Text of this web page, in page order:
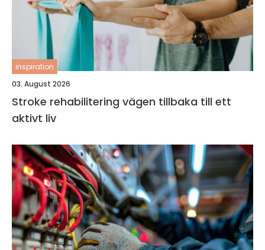
inspiration
03. August 2026
Stroke rehabilitering vägen tillbaka till ett
aktivt liv